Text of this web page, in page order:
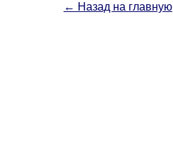
← Назад на главную